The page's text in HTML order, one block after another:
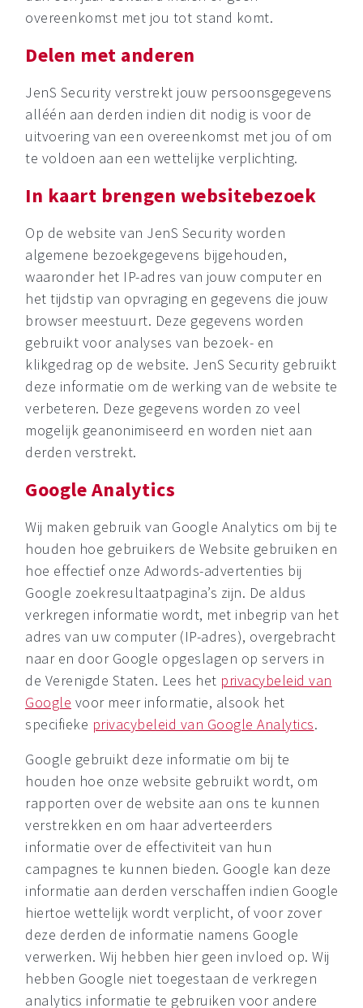
overeenkomst met jou tot stand komt.
Delen met anderen
JenS Security verstrekt jouw persoonsgegevens
alléén aan derden indien dit nodig is voor de
uitvoering van een overeenkomst met jou of om
te voldoen aan een wettelijke verplichting.
In kaart brengen websitebezoek
Op de website van JenS Security worden
algemene bezoekgegevens bijgehouden,
waaronder het IP-adres van jouw computer en
het tijdstip van opvraging en gegevens die jouw
browser meestuurt. Deze gegevens worden
gebruikt voor analyses van bezoek- en
klikgedrag op de website. JenS Security gebruikt
deze informatie om de werking van de website te
verbeteren. Deze gegevens worden zo veel
mogelijk geanonimiseerd en worden niet aan
derden verstrekt.
Google Analytics
Wij maken gebruik van Google Analytics om bij te
houden hoe gebruikers de Website gebruiken en
hoe effectief onze Adwords-advertenties bij
Google zoekresultaatpagina’s zijn. De aldus
verkregen informatie wordt, met inbegrip van het
adres van uw computer (IP-adres), overgebracht
naar en door Google opgeslagen op servers in
de Verenigde Staten. Lees het privacybeleid van
Google voor meer informatie, alsook het
specifieke privacybeleid van Google Analytics.
Google gebruikt deze informatie om bij te
houden hoe onze website gebruikt wordt, om
rapporten over de website aan ons te kunnen
verstrekken en om haar adverteerders
informatie over de effectiviteit van hun
campagnes te kunnen bieden. Google kan deze
informatie aan derden verschaffen indien Google
hiertoe wettelijk wordt verplicht, of voor zover
deze derden de informatie namens Google
verwerken. Wij hebben hier geen invloed op. Wij
hebben Google niet toegestaan de verkregen
analytics informatie te gebruiken voor andere